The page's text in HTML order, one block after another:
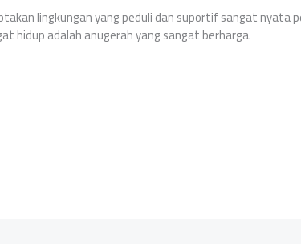
lingkungan yang peduli dan suportif sangat nyata
hidup adalah anugerah yang sangat berharga.